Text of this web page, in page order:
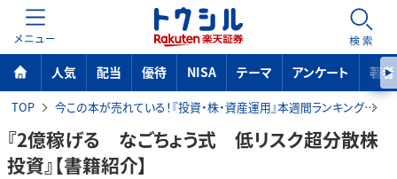
MENU 検索
人気 配当 優待 NISA テーマ アンケート 著者
TOP 今この本が売れている！『投資・株・資産運用』本週間ランキング
『2億稼げる なごちょう式 低リスク超分散株
投資』【書籍紹介】